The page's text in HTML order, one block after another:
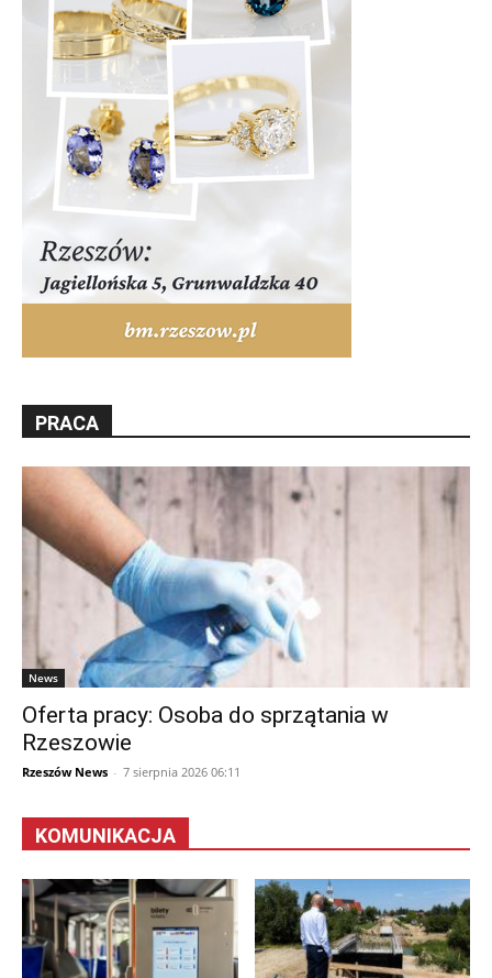
PRACA
News
Oferta pracy: Osoba do sprzątania w
Rzeszowie
Rzeszów News - 7 sierpnia 2026 06:11
KOMUNIKACJA